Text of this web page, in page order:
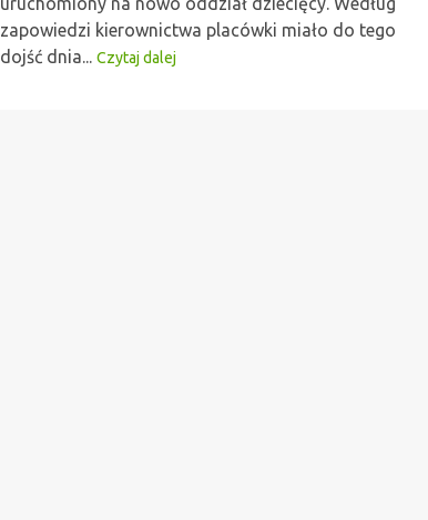
zapowiedzi kierownictwa placówki miało do tego
dojść dnia... Czytaj dalej